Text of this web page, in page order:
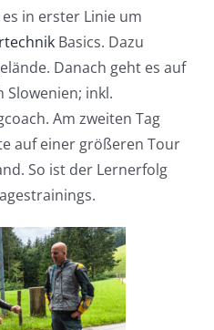
in erster Linie um
Basics. Dazu
Danach geht es auf
inkl.
Am zweiten Tag
auf einer größeren Tour
So ist der Lernerfolg